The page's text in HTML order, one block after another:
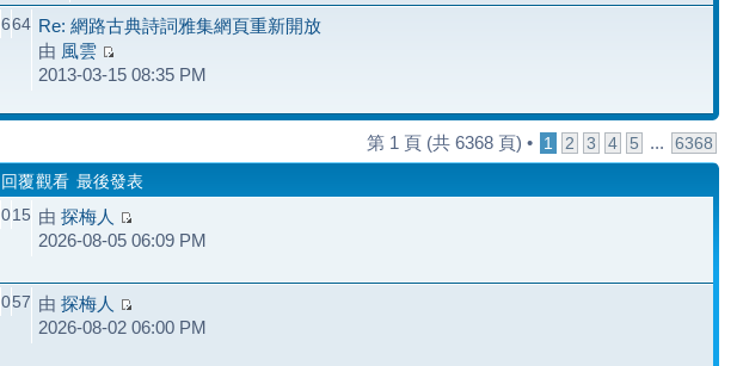
664 Re: 網路古典詩詞雅集網頁重新開放
由 風雲
2013-03-15 08:35 PM
第 1 頁 (共 6368 頁) • 1 2 3 4 5 ...
6368
回覆觀看 最後發表
015 由 探梅人
2026-08-05 06:09 PM
057 由 探梅人
2026-08-02 06:00 PM